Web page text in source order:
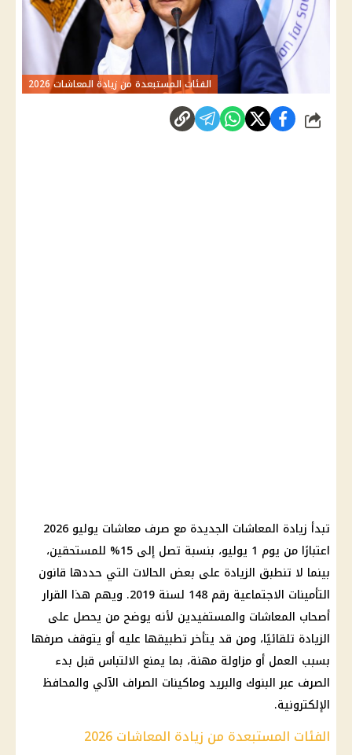
الفئات المستبعدة من زيادة المعاشات 2026
شارك
تبدأ زيادة المعاشات الجديدة مع صرف معاشات يوليو 2026
اعتبارًا من يوم 1 يوليو، بنسبة تصل إلى 15% للمستحقين،
بينما لا تنطبق الزيادة على بعض الحالات التي حددها قانون
التأمينات الاجتماعية رقم 148 لسنة 2019. ويهم هذا القرار
أصحاب المعاشات والمستفيدين لأنه يوضح من يحصل على
الزيادة تلقائيًا، ومن قد يتأخر تطبيقها عليه أو يتوقف صرفها
بسبب العمل أو مزاولة مهنة، بما يمنع الالتباس قبل بدء
الصرف عبر البنوك والبريد وماكينات الصراف الآلي والمحافظ
الإلكترونية.
الفئات المستبعدة من زيادة المعاشات 2026